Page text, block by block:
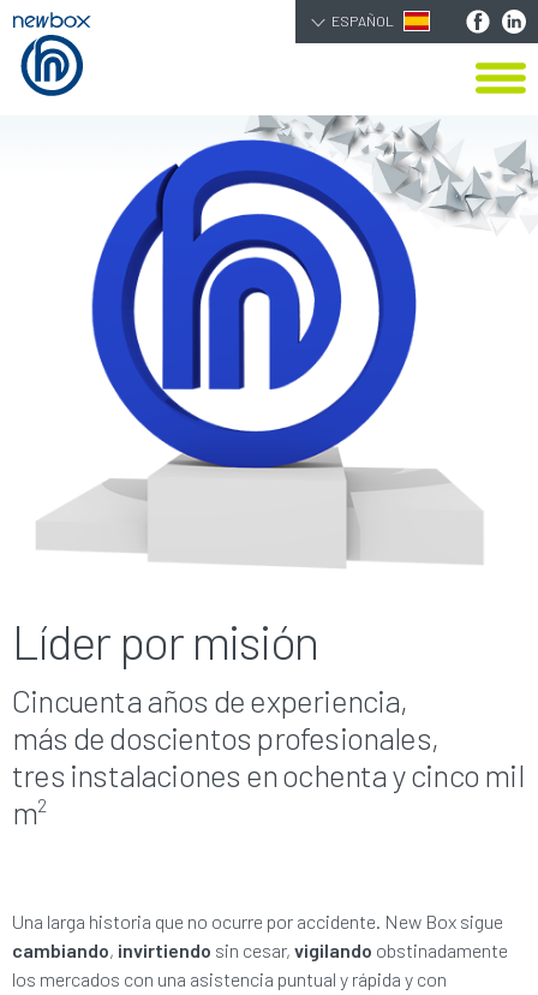
ESPAÑOL
Líder por misión
Cincuenta años de experiencia,
más de doscientos profesionales,
tres instalaciones en ochenta y cinco mil
m2
Una larga historia que no ocurre por accidente. New Box sigue
cambiando, invirtiendo sin cesar, vigilando obstinadamente
los mercados con una asistencia puntual y rápida y con